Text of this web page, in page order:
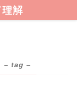
– tag –